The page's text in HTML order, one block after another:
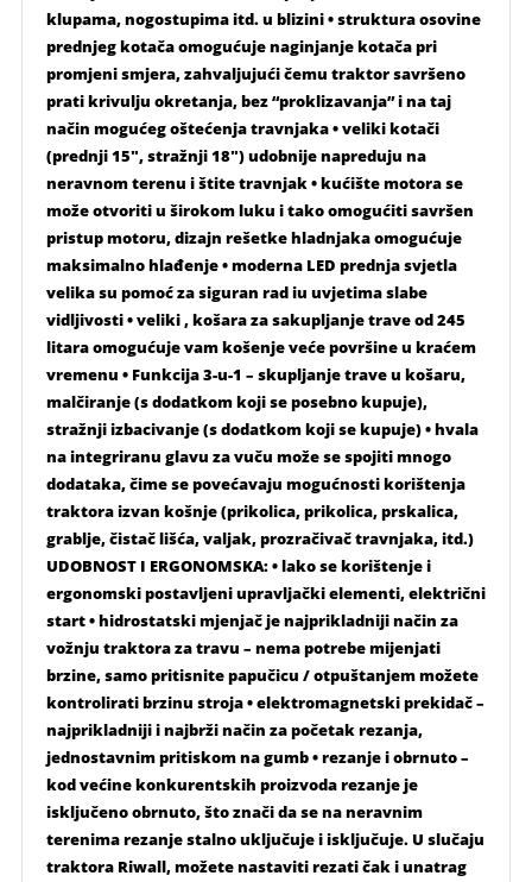
klupama, nogostupima itd. u blizini • struktura osovine
prednjeg kotača omogućuje naginjanje kotača pri
promjeni smjera, zahvaljujući čemu traktor savršeno
prati krivulju okretanja, bez “proklizavanja” i na taj
način mogućeg oštećenja travnjaka • veliki kotači
(prednji 15″, stražnji 18″) udobnije napreduju na
neravnom terenu i štite travnjak • kućište motora se
može otvoriti u širokom luku i tako omogućiti savršen
pristup motoru, dizajn rešetke hladnjaka omogućuje
maksimalno hlađenje • moderna LED prednja svjetla
velika su pomoć za siguran rad iu uvjetima slabe
vidljivosti • veliki , košara za sakupljanje trave od 245
litara omogućuje vam košenje veće površine u kraćem
vremenu • Funkcija 3-u-1 – skupljanje trave u košaru,
malčiranje (s dodatkom koji se posebno kupuje),
stražnji izbacivanje (s dodatkom koji se kupuje) • hvala
na integriranu glavu za vuču može se spojiti mnogo
dodataka, čime se povećavaju mogućnosti korištenja
traktora izvan košnje (prikolica, prikolica, prskalica,
grablje, čistač lišća, valjak, prozračivač travnjaka, itd.)
UDOBNOST I ERGONOMSKA: • lako se korištenje i
ergonomski postavljeni upravljački elementi, električni
start • hidrostatski mjenjač je najprikladniji način za
vožnju traktora za travu – nema potrebe mijenjati
brzine, samo pritisnite papučicu / otpuštanjem možete
kontrolirati brzinu stroja • elektromagnetski prekidač –
najprikladniji i najbrži način za početak rezanja,
jednostavnim pritiskom na gumb • rezanje i obrnuto –
kod većine konkurentskih proizvoda rezanje je
isključeno obrnuto, što znači da se na neravnim
terenima rezanje stalno uključuje i isključuje. U slučaju
traktora Riwall, možete nastaviti rezati čak i unatrag